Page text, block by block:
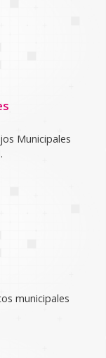
Municipales
municipales